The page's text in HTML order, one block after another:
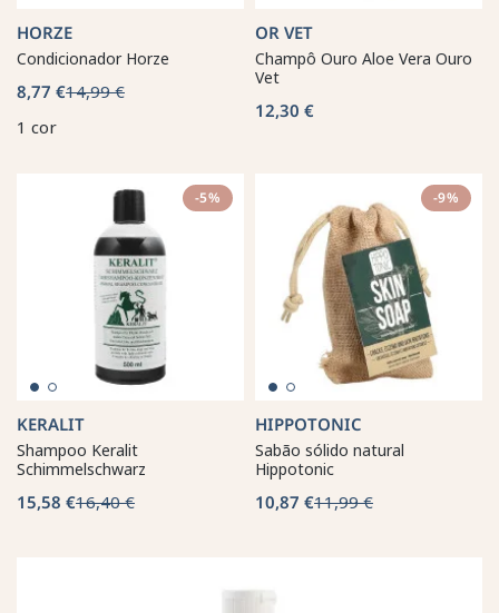
HORZE
Condicionador Horze
8,77 €14,99 €
1 cor
OR VET
Champô Ouro Aloe Vera Ouro
Vet
12,30 €
-5%
KERALIT
Shampoo Keralit
Schimmelschwarz
15,58 €16,40 €
-9%
HIPPOTONIC
Sabão sólido natural
Hippotonic
10,87 €11,99 €